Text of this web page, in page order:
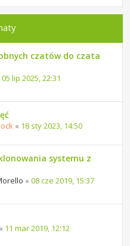
czatów do czata
05 lip 2025, 22:31
« 18 sty 2023, 14:50
systemu z
« 08 cze 2019, 15:37
« 11 mar 2019, 12:12